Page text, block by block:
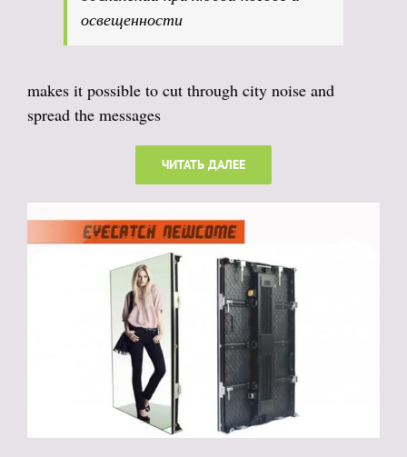
освещенности
makes it possible to cut through city noise and
spread the messages
ЧИТАТЬ ДАЛЕЕ